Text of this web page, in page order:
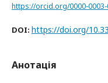
https://orcid.org/0000-0003-
DOI: https://doi.org/
Анотація